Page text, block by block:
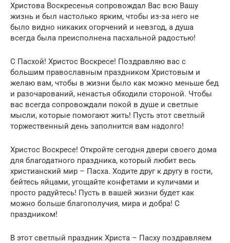
Христова Воскресенья сопровождал Вас всю Вашу
жизнь и был настолько ярким, чтобы из-за него не
было видно никаких огорчений и невзгод, а душа
всегда была преисполнена пасхальной радостью!
С Пасхой! Христос Воскресе! Поздравляю вас с
большим православным праздником Христовым и
желаю вам, чтобы в жизни было как можно меньше бед
и разочарований, ненастья обходили стороной. Чтобы
вас всегда сопровождали покой в душе и светлые
мысли, которые помогают жить! Пусть этот светлый
торжественный день заполнится вам надолго!
Христос Воскресе! Откройте сегодня двери своего дома
для благодатного праздника, который любит весь
христианский мир – Пасха. Ходите друг к другу в гости,
бейтесь яйцами, угощайте конфетами и куличами и
просто радуйтесь! Пусть в вашей жизни будет как
можно больше благополучия, мира и добра! С
праздником!
В этот светлый праздник Христа – Пасху поздравляем